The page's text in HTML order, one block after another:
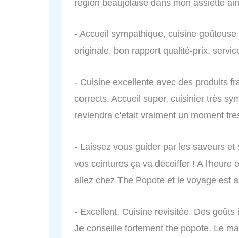
région beaujolaise dans mon assiette
- Accueil sympathique, cuisine
originale, bon rapport qualité-prix,
- Cuisine excellente avec des produits
corrects. Accueil super, cuisinier très
reviendra c'etait vraiment un moment
- Laissez vous guider par les saveurs
vos ceintures ça va décoiffer ! A l'heure
allez chez The Popote et le voyage est
- Excellent. Cuisine revisitée. Des
Je conseille fortement the popote. Le